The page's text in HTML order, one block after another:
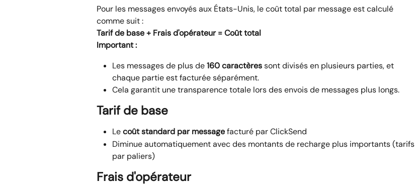
Pour les messages envoyés aux États-Unis, le coût total par message est calculé
comme suit :
Tarif de base + Frais d'opérateur = Coût total
Important :
Les messages de plus de 160 caractères sont divisés en plusieurs parties, et
chaque partie est facturée séparément.
Cela garantit une transparence totale lors des envois de messages plus longs.
Tarif de base
Le coût standard par message facturé par ClickSend
Diminue automatiquement avec des montants de recharge plus importants (tarifs
par paliers)
Frais d'opérateur